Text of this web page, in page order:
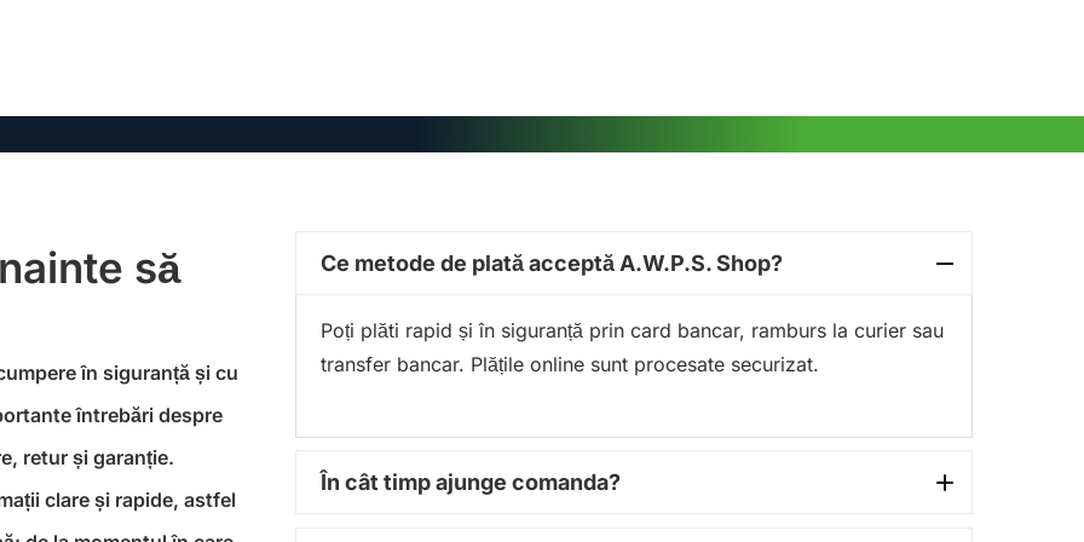
să
în siguranță și cu
întrebări despre
retur și garanție.
clare și rapide, astfel
Ce metode de plată acceptă A.W.P.S. Shop?
Poți plăti rapid și în siguranță prin card bancar, ramburs la curier sau
transfer bancar. Plățile online sunt procesate securizat.
În cât timp ajunge comanda?